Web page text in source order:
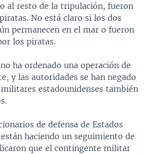
al resto de la tripulación, fueron
No está claro si los dos
permanecen en el mar o fueron
los piratas.
ha ordenado una operación de
y las autoridades se han negado
estadounidenses también
de defensa de Estados
haciendo un seguimiento de
que el contingente militar